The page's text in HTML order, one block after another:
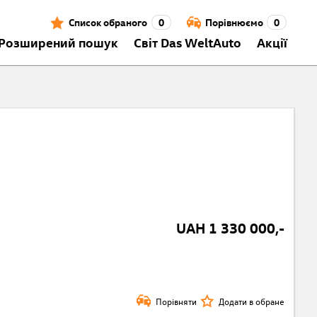
Список обраного 0 Порівнюємо 0
пошук Світ Das WeltAuto Акції
UAH 1 330 000,-
Порівняти Додати в обране